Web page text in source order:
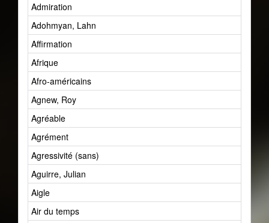
Admiration
Adohmyan, Lahn
Affirmation
Afrique
Afro-américains
Agnew, Roy
Agréable
Agrément
Agressivité (sans)
Aguirre, Julian
Aigle
Air du temps